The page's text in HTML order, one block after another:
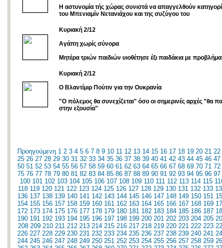
Η αστυνομία τής χώρας συνιστά να απαγγελθούν
του Μπενιαμίν Νετανιάχου και της συζύγου του
Κυριακή 2/12
Αγάπη χωρίς σύνορα
Μητέρα τριών παιδιών υιοθέτησε έξι παιδάκια με
Κυριακή 2/12
O Βλαντίμιρ Πούτιν για την Ουκρανία
"Ο πόλεμος θα συνεχίζεται" όσο οι σημερινές αρχές "θα
στην εξουσία"
Προηγούμενη 1 2 3 4 5 6 7 8 9 10 11 12 13 14 15 16 17 18 19 20 21 22
25 26 27 28 29 30 31 32 33 34 35 36 37 38 39 40 41 42 43 44 45 46 47
50 51 52 53 54 55 56 57 58 59 60 61 62 63 64 65 66 67 68 69 70 71 72
75 76 77 78 79 80 81 82 83 84 85 86 87 88 89 90 91 92 93 94 95 96 97
100 101 102 103 104 105 106 107 108 109 110 111 112 113 114 115
118 119 120 121 122 123 124 125 126 127 128 129 130 131 132 133
136 137 138 139 140 141 142 143 144 145 146 147 148 149 150 151
154 155 156 157 158 159 160 161 162 163 164 165 166 167 168 169
172 173 174 175 176 177 178 179 180 181 182 183 184 185 186 187
190 191 192 193 194 195 196 197 198 199 200 201 202 203 204 205
208 209 210 211 212 213 214 215 216 217 218 219 220 221 222 223
226 227 228 229 230 231 232 233 234 235 236 237 238 239 240 241
244 245 246 247 248 249 250 251 252 253 254 255 256 257 258 259